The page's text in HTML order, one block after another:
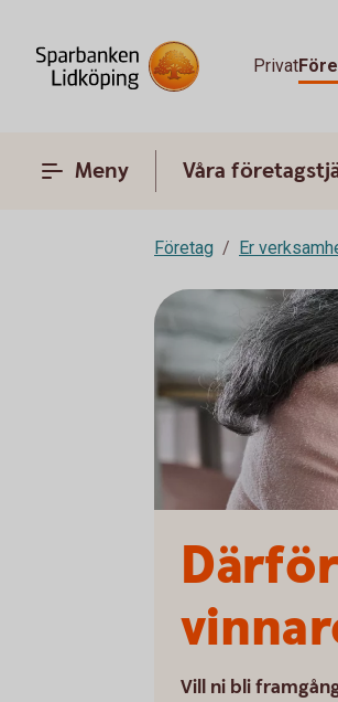
Privat
Meny Våra
Företag Er
Vill ni bli